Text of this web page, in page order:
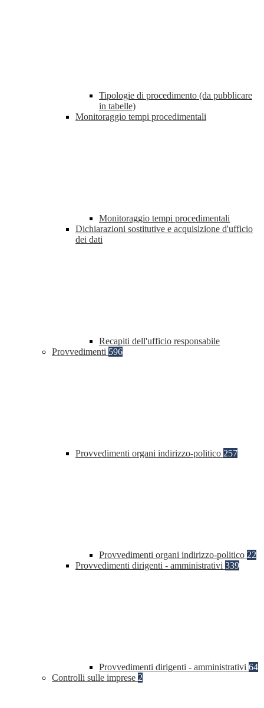
Tipologie di procedimento (da pubblicare
in tabelle)
Monitoraggio tempi procedimentali
Monitoraggio tempi procedimentali
Dichiarazioni sostitutive e acquisizione d'ufficio
dei dati
Recapiti dell'ufficio responsabile
Provvedimenti 596
Provvedimenti organi indirizzo-politico 257
Provvedimenti organi indirizzo-politico 22
Provvedimenti dirigenti - amministrativi 339
Provvedimenti dirigenti - amministrativi 64
Controlli sulle imprese 2